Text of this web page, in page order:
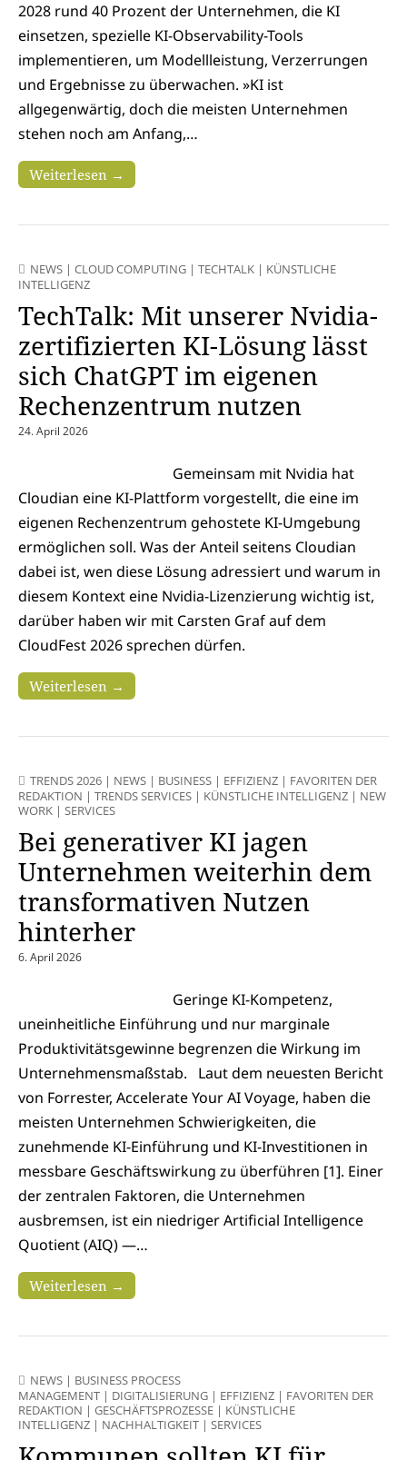
2028 rund 40 Prozent der Unternehmen, die KI
einsetzen, spezielle KI-Observability-Tools
implementieren, um Modellleistung, Verzerrungen
und Ergebnisse zu überwachen. »KI ist
allgegenwärtig, doch die meisten Unternehmen
stehen noch am Anfang,…
Weiterlesen →
NEWS | CLOUD COMPUTING | TECHTALK | KÜNSTLICHE
INTELLIGENZ
TechTalk: Mit unserer Nvidia-
zertifizierten KI-Lösung lässt
sich ChatGPT im eigenen
Rechenzentrum nutzen
24. April 2026
Gemeinsam mit Nvidia hat
Cloudian eine KI-Plattform vorgestellt, die eine im
eigenen Rechenzentrum gehostete KI-Umgebung
ermöglichen soll. Was der Anteil seitens Cloudian
dabei ist, wen diese Lösung adressiert und warum in
diesem Kontext eine Nvidia-Lizenzierung wichtig ist,
darüber haben wir mit Carsten Graf auf dem
CloudFest 2026 sprechen dürfen.
Weiterlesen →
TRENDS 2026 | NEWS | BUSINESS | EFFIZIENZ | FAVORITEN DER
REDAKTION | TRENDS SERVICES | KÜNSTLICHE INTELLIGENZ | NEW
WORK | SERVICES
Bei generativer KI jagen
Unternehmen weiterhin dem
transformativen Nutzen
hinterher
6. April 2026
Geringe KI-Kompetenz,
uneinheitliche Einführung und nur marginale
Produktivitätsgewinne begrenzen die Wirkung im
Unternehmensmaßstab. Laut dem neuesten Bericht
von Forrester, Accelerate Your AI Voyage, haben die
meisten Unternehmen Schwierigkeiten, die
zunehmende KI-Einführung und KI-Investitionen in
messbare Geschäftswirkung zu überführen [1]. Einer
der zentralen Faktoren, die Unternehmen
ausbremsen, ist ein niedriger Artificial Intelligence
Quotient (AIQ) —…
Weiterlesen →
NEWS | BUSINESS PROCESS
MANAGEMENT | DIGITALISIERUNG | EFFIZIENZ | FAVORITEN DER
REDAKTION | GESCHÄFTSPROZESSE | KÜNSTLICHE
INTELLIGENZ | NACHHALTIGKEIT | SERVICES